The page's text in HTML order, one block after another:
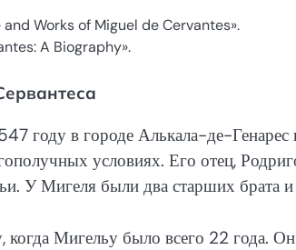
and Works of Miguel de Cervantes».
A Biography».
году в городе Алькала-де-
условиях. Его отец,
У Мигеля были два старших брата и
Мигельу было всего 22 года.